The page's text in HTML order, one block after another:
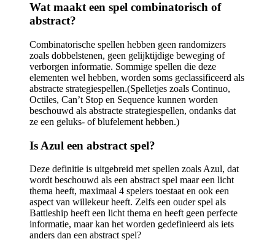
Wat maakt een spel combinatorisch of
abstract?
Combinatorische spellen hebben geen randomizers
zoals dobbelstenen, geen gelijktijdige beweging of
verborgen informatie. Sommige spellen die deze
elementen wel hebben, worden soms geclassificeerd als
abstracte strategiespellen.(Spelletjes zoals Continuo,
Octiles, Can’t Stop en Sequence kunnen worden
beschouwd als abstracte strategiespellen, ondanks dat
ze een geluks- of blufelement hebben.)
Is Azul een abstract spel?
Deze definitie is uitgebreid met spellen zoals Azul, dat
wordt beschouwd als een abstract spel maar een licht
thema heeft, maximaal 4 spelers toestaat en ook een
aspect van willekeur heeft. Zelfs een ouder spel als
Battleship heeft een licht thema en heeft geen perfecte
informatie, maar kan het worden gedefinieerd als iets
anders dan een abstract spel?